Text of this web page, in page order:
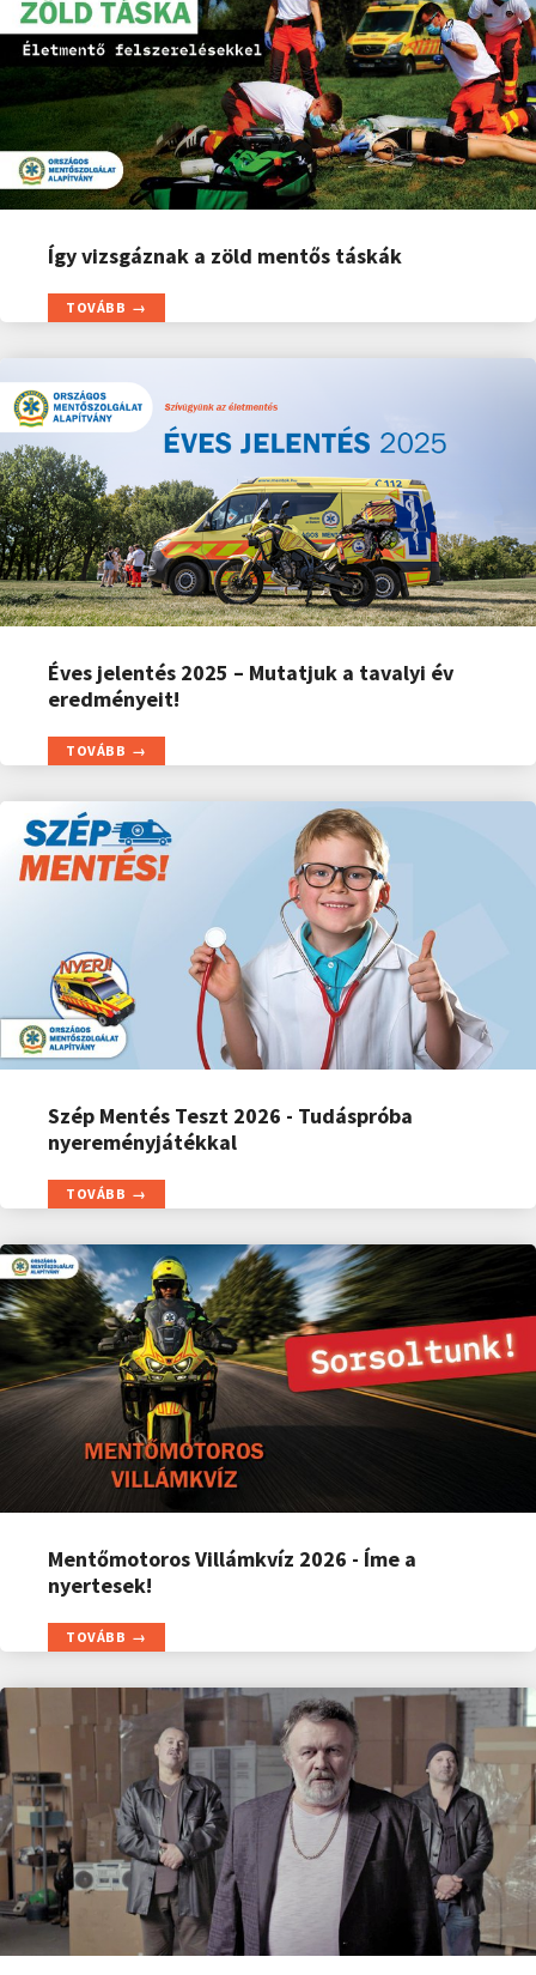
Így vizsgáznak a zöld mentős táskák
TOVÁBB
Éves jelentés 2025 – Mutatjuk a tavalyi év
eredményeit!
TOVÁBB
Szép Mentés Teszt 2026 - Tudáspróba
nyereményjátékkal
TOVÁBB
Mentőmotoros Villámkvíz 2026 - Íme a
nyertesek!
TOVÁBB